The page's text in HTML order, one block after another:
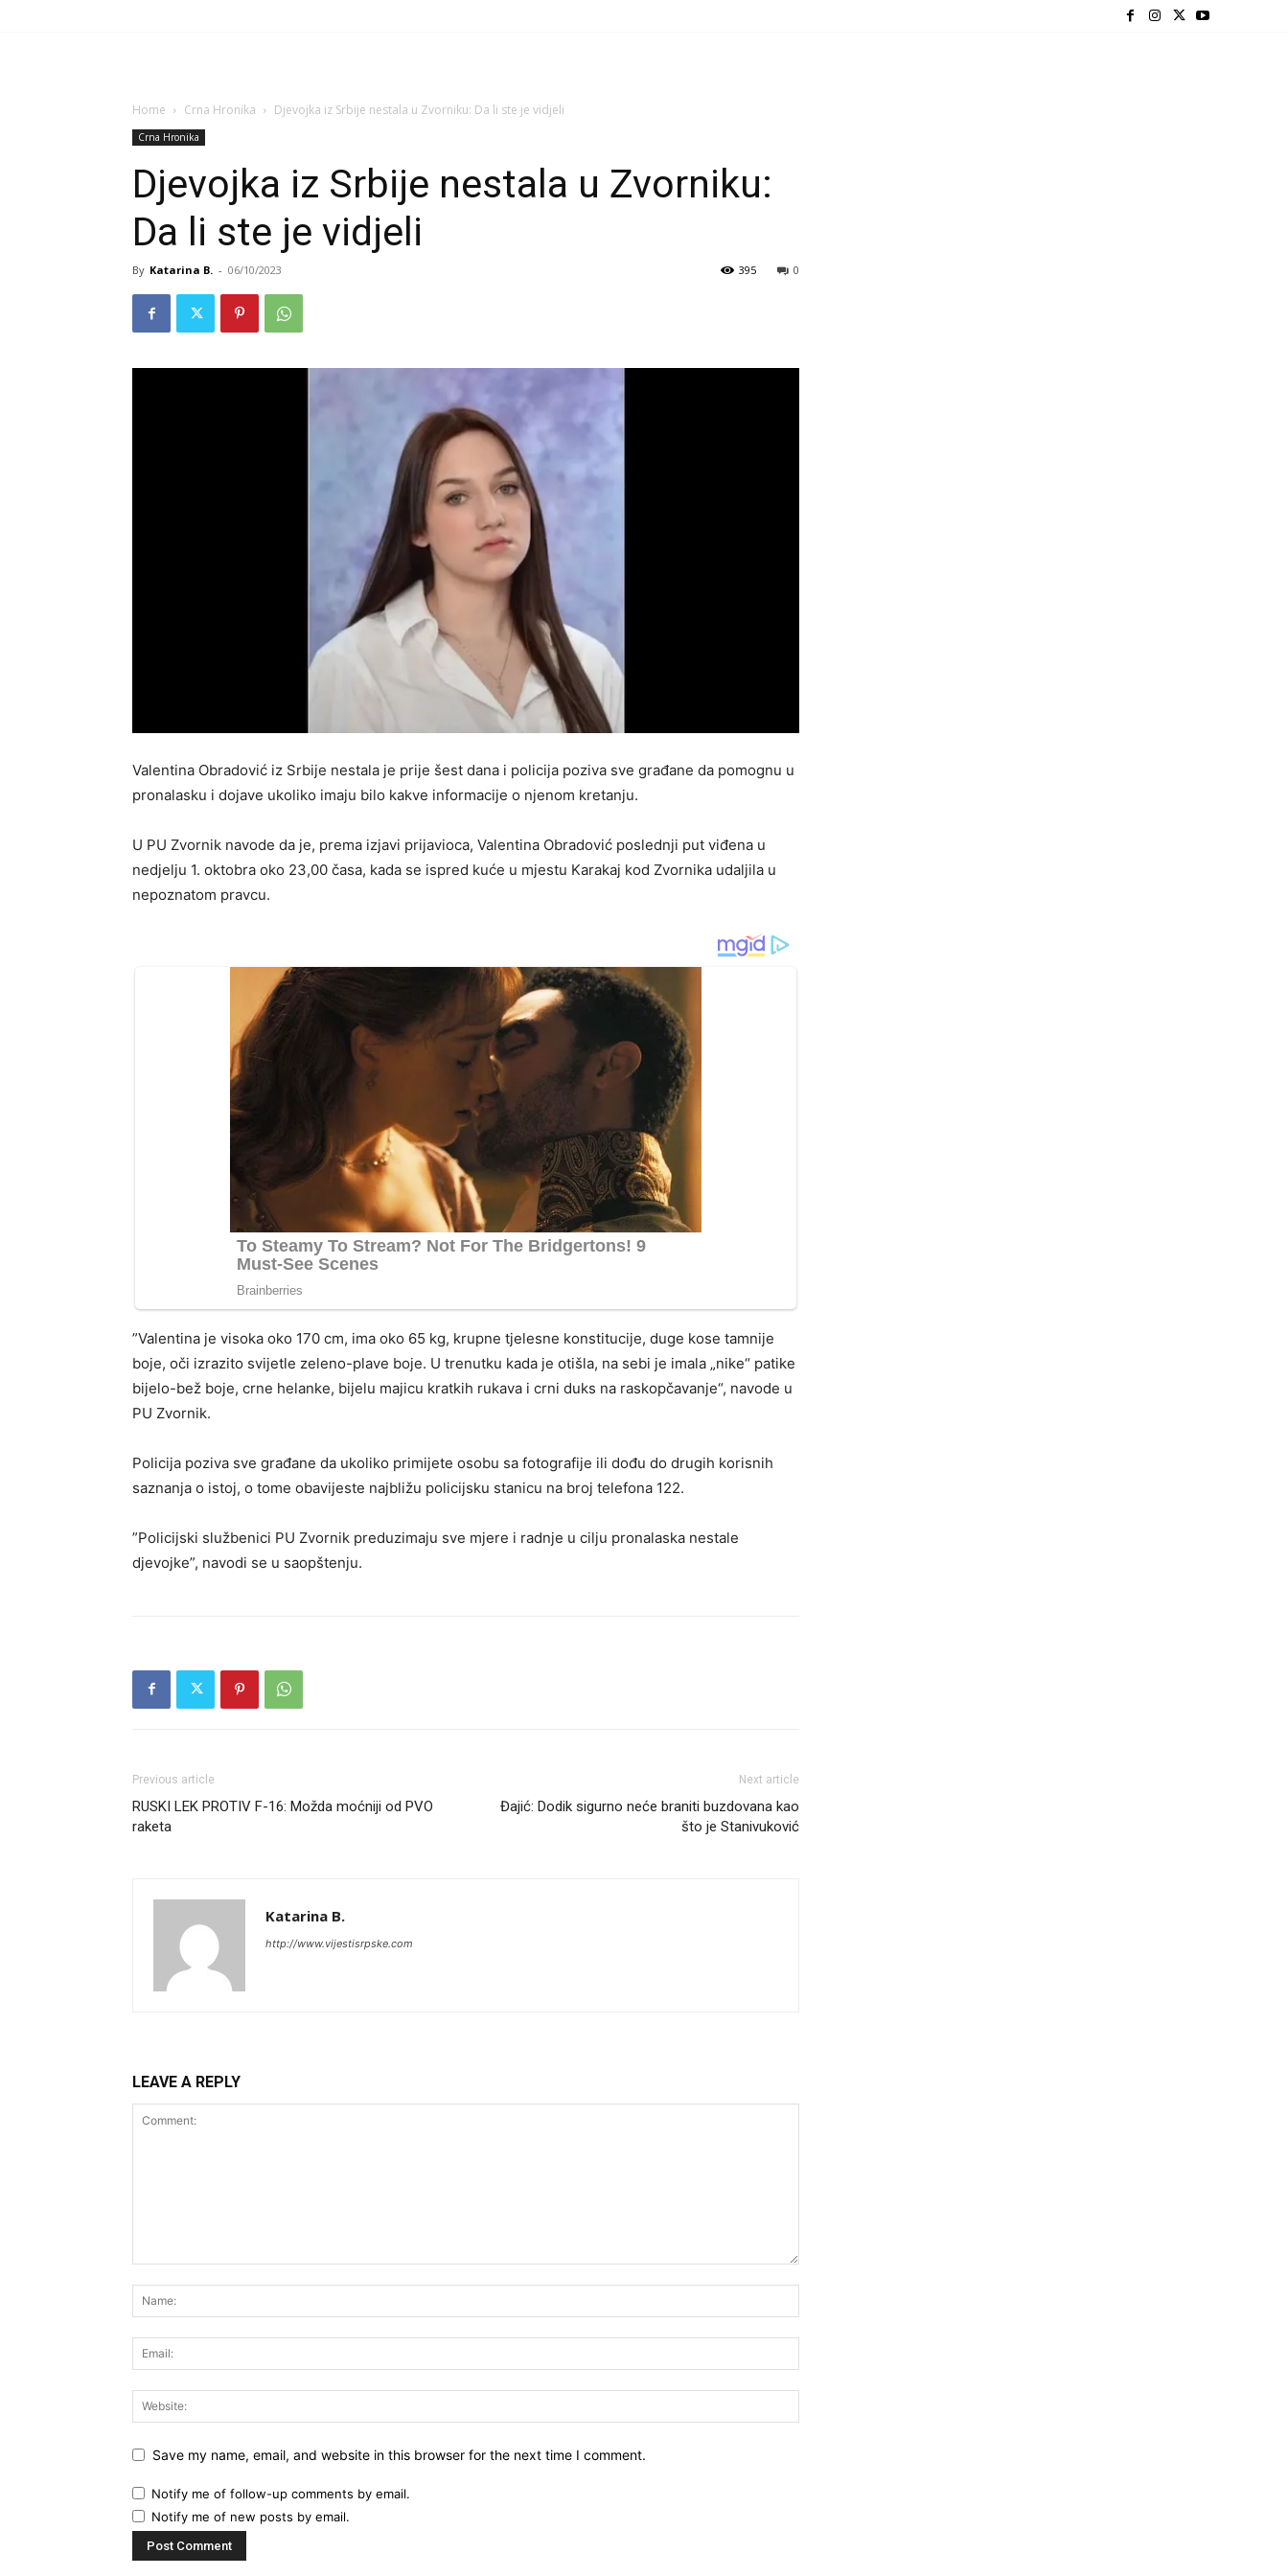
Home Crna Hronika Djevojka iz Srbije nestala u Zvorniku: Da li ste je vidjeli
Crna Hronika
Djevojka iz Srbije nestala u Zvorniku:
Da li ste je vidjeli
By Katarina B. - 06/10/2023 0
395
Valentina Obradović iz Srbije nestala je prije šest dana i policija poziva sve građane da pomognu u
pronalasku i dojave ukoliko imaju bilo kakve informacije o njenom kretanju.
U PU Zvornik navode da je, prema izjavi prijavioca, Valentina Obradović poslednji put viđena u
nedjelju 1. oktobra oko 23,00 časa, kada se ispred kuće u mjestu Karakaj kod Zvornika udaljila u
nepoznatom pravcu.
”Valentina je visoka oko 170 cm, ima oko 65 kg, krupne tjelesne konstitucije, duge kose tamnije
boje, oči izrazito svijetle zeleno-plave boje. U trenutku kada je otišla, na sebi je imala „nike“ patike
bijelo-bež boje, crne helanke, bijelu majicu kratkih rukava i crni duks na raskopčavanje“, navode u
PU Zvornik.
Policija poziva sve građane da ukoliko primijete osobu sa fotografije ili dođu do drugih korisnih
saznanja o istoj, o tome obavijeste najbližu policijsku stanicu na broj telefona 122.
”Policijski službenici PU Zvornik preduzimaju sve mjere i radnje u cilju pronalaska nestale
djevojke”, navodi se u saopštenju.
Previous article
RUSKI LEK PROTIV F-16: Možda moćniji od PVO
raketa
Next article
Đajić: Dodik sigurno neće braniti buzdovana kao
što je Stanivuković
Katarina B.
http://www.vijestisrpske.com
LEAVE A REPLY
Save my name, email, and website in this browser for the next time I comment.
Notify me of follow-up comments by email.
Notify me of new posts by email.